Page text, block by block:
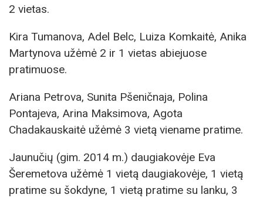
2 vietas.
Kira Tumanova, Adel Belc, Luiza Komkaitė, Anika
Martynova užėmė 2 ir 1 vietas abiejuose
pratimuose.
Ariana Petrova, Sunita Pšeničnaja, Polina
Pontajeva, Arina Maksimova, Agota
Chadakauskaitė užėmė 3 vietą viename pratime.
Jaunučių (gim. 2014 m.) daugiakovėje Eva
Šeremetova užėmė 1 vietą daugiakovėje, 1 vietą
pratime su šokdyne, 1 vietą pratime su lanku, 3